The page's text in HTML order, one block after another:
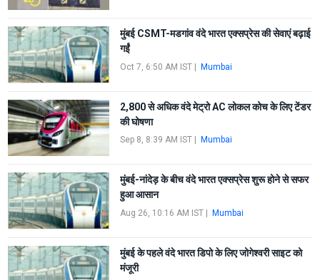
मुंबई CSMT-मडगांव वंदे भारत एक्सप्रेस की सेवाएं बढ़ाई
गईं
Oct 7, 6:50 AM IST| Mumbai
2,800 से अधिक वंदे मेट्रो AC लोकल कोच के लिए टेंडर
की घोषणा
Sep 8, 8:39 AM IST| Mumbai
मुंबई-नांदेड़ के बीच वंदे भारत एक्सप्रेस शुरू होने से सफर
हुआ आसान
Aug 26, 10:16 AM IST| Mumbai
मुंबई के पहले वंदे भारत डिपो के लिए जोगेश्वरी साइट को
मंजूरी